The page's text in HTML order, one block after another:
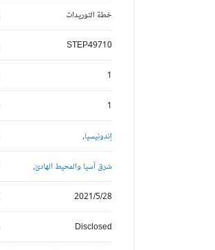
خطة التوريدات
STEP49710
1
1
إندونيسيا,
شرق آسيا والمحيط الهادئ,
2021/5/28
Disclosed